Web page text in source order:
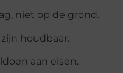
niet op de grond.
houdbaar.
aan eisen.